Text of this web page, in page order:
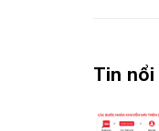
Tin nổi